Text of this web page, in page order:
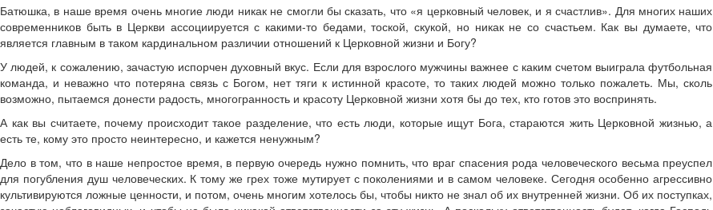
Батюшка, в наше время очень многие люди никак не смогли бы сказать, что «я церковный человек, и я счастлив». Для многих наших
современников быть в Церкви ассоциируется с какими-то бедами, тоской, скукой, но никак не со счастьем. Как вы думаете, что
является главным в таком кардинальном различии отношений к Церковной жизни и Богу?
У людей, к сожалению, зачастую испорчен духовный вкус. Если для взрослого мужчины важнее с каким счетом выиграла футбольная
команда, и неважно что потеряна связь с Богом, нет тяги к истинной красоте, то таких людей можно только пожалеть. Мы, сколь
возможно, пытаемся донести радость, многогранность и красоту Церковной жизни хотя бы до тех, кто готов это воспринять.
А как вы считаете, почему происходит такое разделение, что есть люди, которые ищут Бога, стараются жить Церковной жизнью, а
есть те, кому это просто неинтересно, и кажется ненужным?
Дело в том, что в наше непростое время, в первую очередь нужно помнить, что враг спасения рода человеческого весьма преуспел
для погубления душ человеческих. К тому же грех тоже мутирует с поколениями и в самом человеке. Сегодня особенно агрессивно
культивируются ложные ценности, и потом, очень многим хотелось бы, чтобы никто не знал об их внутренней жизни. Об их поступках,